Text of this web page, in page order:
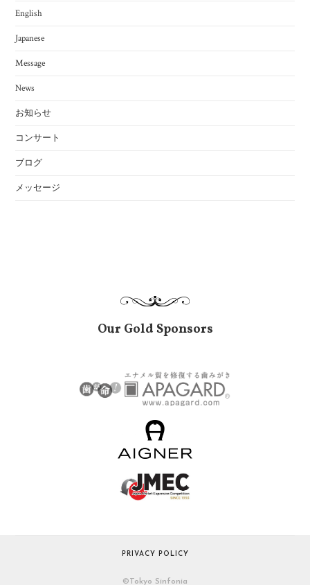
English
Japanese
Message
News
お知らせ
コンサート
ブログ
メッセージ
Our Gold Sponsors
PRIVACY POLICY
©︎Tokyo Sinfonia